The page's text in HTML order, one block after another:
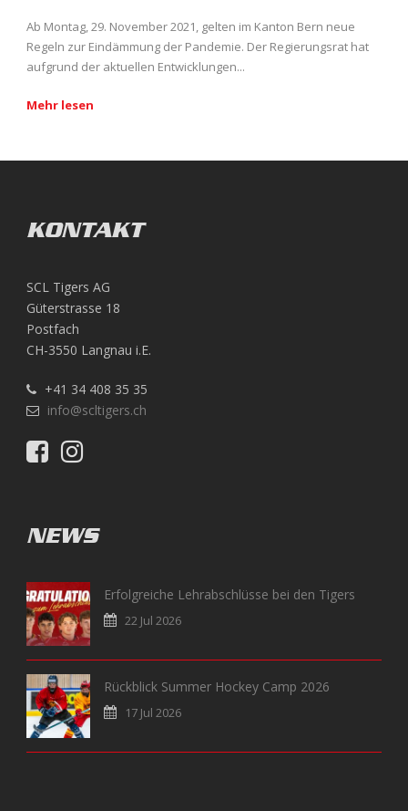
Ab Montag, 29. November 2021, gelten im Kanton Bern neue
Regeln zur Eindämmung der Pandemie. Der Regierungsrat hat
aufgrund der aktuellen Entwicklungen...
Mehr lesen
KONTAKT
SCL Tigers AG
Güterstrasse 18
Postfach
CH-3550 Langnau i.E.
+41 34 408 35 35
info@scltigers.ch
NEWS
Erfolgreiche Lehrabschlüsse bei den Tigers
22 Jul 2026
Rückblick Summer Hockey Camp 2026
17 Jul 2026